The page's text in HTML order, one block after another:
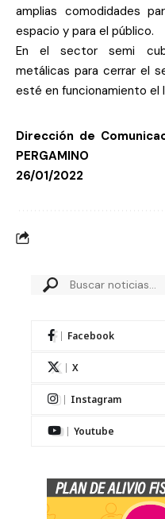
amplias comodidades
espacio y para el público.
En el sector semi
metálicas para cerrar el
esté en funcionamiento el
Dirección de
PERGAMINO
26/01/2022
Facebook
X
Instagram
Youtube